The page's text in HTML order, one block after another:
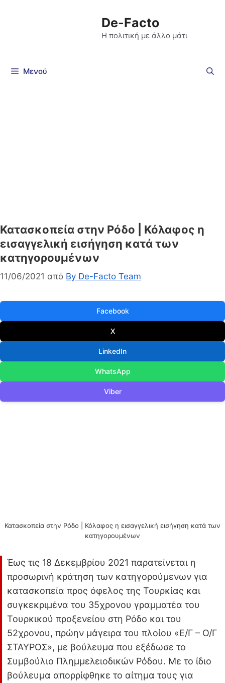
De-Facto
Η πολιτική με άλλο μάτι
Μενού
Κατασκοπεία στην Ρόδο | Κόλαφος η
εισαγγελική εισήγηση κατά των
κατηγορουμένων
11/06/2021 από By De-Facto Team
Facebook
X
LinkedIn
WhatsApp
Viber
Κατασκοπεία στην Ρόδο | Κόλαφος η εισαγγελική εισήγηση κατά των
κατηγορουμένων
Έως τις 18 Δεκεμβρίου 2021 παρατείνεται η
προσωρινή κράτηση των κατηγορούμενων για
κατασκοπεία προς όφελος της Τουρκίας και
συγκεκριμένα του 35χρονου γραμματέα του
Τουρκικού προξενείου στη Ρόδο και του
52χρονου, πρώην μάγειρα του πλοίου «Ε/Γ – Ο/Γ
ΣΤΑΥΡΟΣ», με βούλευμα που εξέδωσε το
Συμβούλιο Πλημμελειοδικών Ρόδου. Με το ίδιο
βούλευμα απορρίφθηκε το αίτημα τους για